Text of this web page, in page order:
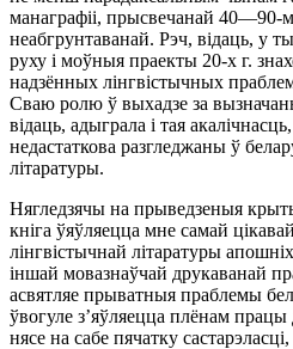
манаграфіі, прысвечанай 40—90-
неабгрунтаванай. Рэч, відаць, у
руху і моўныя праекты 20-х г.
надзённых лінгвістычных
Сваю ролю ў выхадзе за
відаць, адыграла і тая
недастаткова разгледжаны ў
літаратуры.
Нягледзячы на прыведзеныя
кніга ўяўляецца мне самай
лінгвістычнай літаратуры
іншай мовазнаўчай друкаванай
асвятляе прыватныя праблемы
ўвогуле з’яўляецца плёнам працы
нясе на сабе пячатку